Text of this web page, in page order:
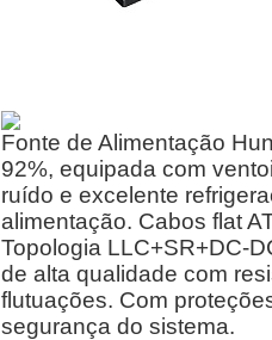
Fonte de Alimentação
92%, equipada com
ruído e excelente
alimentação. Cabos flat
Topologia LLC+SR+DC-
de alta qualidade com
flutuações. Com
segurança do sistema.